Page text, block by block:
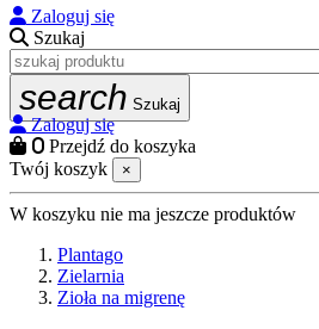
Zaloguj się
Szukaj
search Szukaj
Zaloguj się
0 Przejdź do koszyka
Twój koszyk
×
W koszyku nie ma jeszcze produktów
Plantago
Zielarnia
Zioła na migrenę